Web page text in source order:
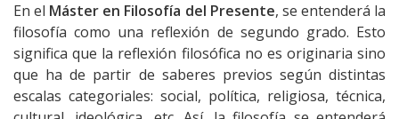
En el Máster en Filosofía del Presente, se entenderá la
filosofía como una reflexión de segundo grado. Esto
significa que la reflexión filosófica no es originaria sino
que ha de partir de saberes previos según distintas
escalas categoriales: social, política, religiosa, técnica,